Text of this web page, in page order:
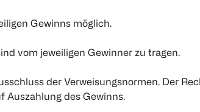
Gewinns möglich.
vom jeweiligen Gewinner zu tragen.
der Verweisungsnormen. Der
Auszahlung des Gewinns.